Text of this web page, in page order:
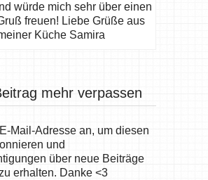
würde mich sehr über einen
freuen! Liebe Grüße aus
Küche Samira
mehr verpassen
Mail-Adresse an, um diesen
und
über neue Beiträge
erhalten. Danke <3